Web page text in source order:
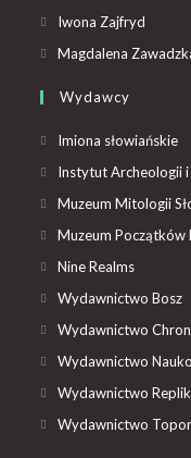
Iwona Zajfryd
Magdalena
Wydawcy
Imiona słowiańskie
Instytut Archeologii i
Muzeum Mitologii
Muzeum Początków
Nine Realms
Wydawnictwo Bosz
Wydawnictwo
Wydawnictwo
Wydawnictwo
Wydawnictwo